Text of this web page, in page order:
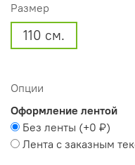
Размер
110 см.
Опции
Оформление лентой
Без ленты (+0 ₽)
Лента с заказным